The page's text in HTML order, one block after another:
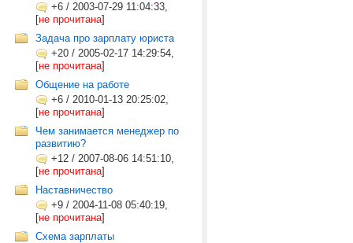
+6 / 2003-07-29 11:04:33,
[не прочитана]
Задача про зарплату юриста
+20 / 2005-02-17 14:29:54,
[не прочитана]
Общение на работе
+6 / 2010-01-13 20:25:02,
[не прочитана]
Чем занимается менеджер по
развитию?
+12 / 2007-08-06 14:51:10,
[не прочитана]
Наставничество
+9 / 2004-11-08 05:40:19,
[не прочитана]
Схема зарплаты